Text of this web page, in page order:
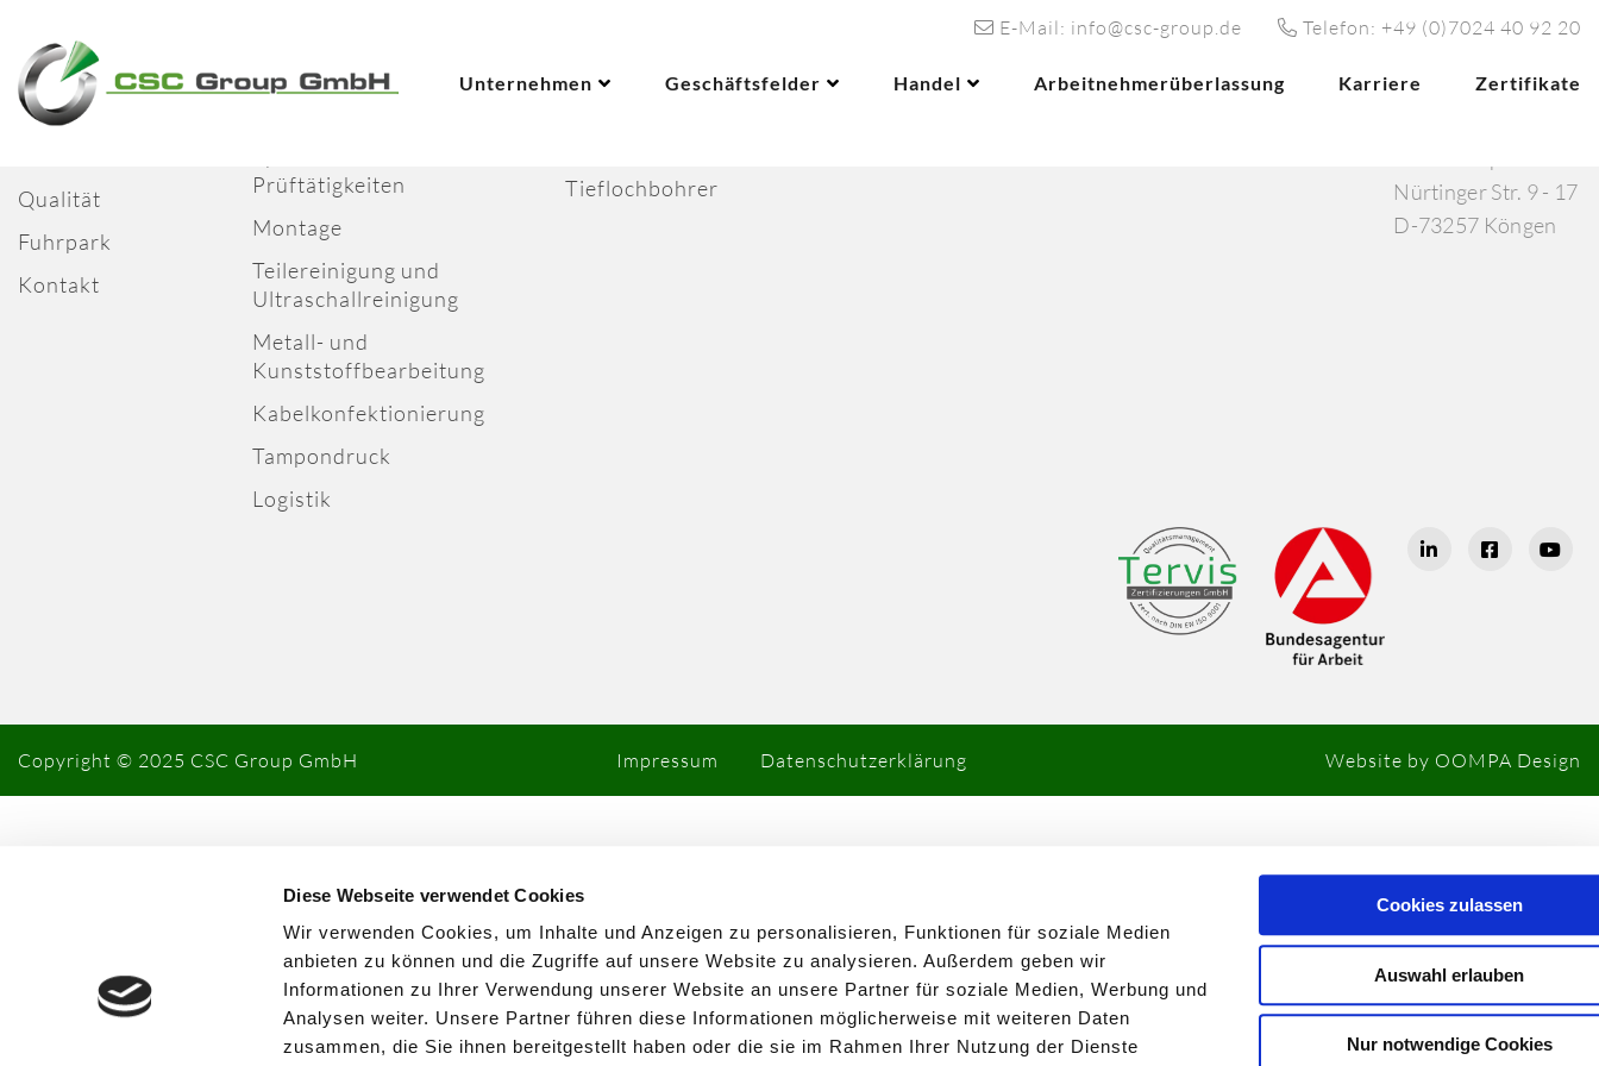
Diese Webseite verwendet Cookies
Wir verwenden Cookies, um Inhalte und Anzeigen zu personalisieren, Funktionen für soziale Medien
anbieten zu können und die Zugriffe auf unsere Website zu analysieren. Außerdem geben wir
Informationen zu Ihrer Verwendung unserer Website an unsere Partner für soziale Medien, Werbung und
Analysen weiter. Unsere Partner führen diese Informationen möglicherweise mit weiteren Daten
zusammen, die Sie ihnen bereitgestellt haben oder die sie im Rahmen Ihrer Nutzung der Dienste
Cookies zulassen
Auswahl erlauben
Nur notwendige Cookies
Unternehmen Geschäftsfelder Handel Arbeitnehmerüberlassung Karriere Zertifikate
E-Mail: info@csc-group.de Telefon: +49 (0)7024 40 92 20
Unternehmen
Qualität
Fuhrpark
Kontakt
Prüftätigkeiten
Montage
Teilereinigung und
Ultraschallreinigung
Metall- und
Kunststoffbearbeitung
Kabelkonfektionierung
Tampondruck
Logistik
Tieflochbohrer
Nürtinger Str. 9 - 17
D-73257 Köngen
Copyright © 2025 CSC Group GmbH Impressum Datenschutzerklärung Website by OOMPA Design